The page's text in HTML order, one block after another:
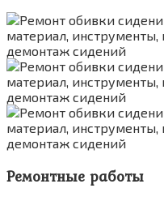
Ремонтные работы